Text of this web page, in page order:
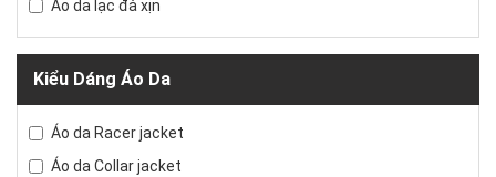
Áo da lạc đà xịn
Kiểu Dáng Áo Da
Áo da Racer jacket
Áo da Collar jacket